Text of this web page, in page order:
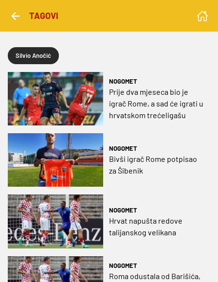
TAGOVI
Silvio Anočić
NOGOMET
Prije dva mjeseca bio je
igrač Rome, a sad će igrati u
hrvatskom trećeligašu
NOGOMET
Bivši igrač Rome potpisao
za Šibenik
NOGOMET
Hrvat napušta redove
talijanskog velikana
NOGOMET
Roma odustala od Barišića,